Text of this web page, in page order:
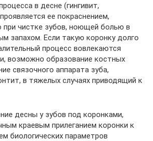
в десне (гингивит,
ее покраснением,
при чистке зубов, ноющей болью в
запахом. Если такую коронку долго
процесс вовлекаются
возможно образование костных
связочного аппарата зуба,
в тяжелых случаях приводящий к
десны у зубов под коронками,
краевым прилеганием коронки к
биологических параметров